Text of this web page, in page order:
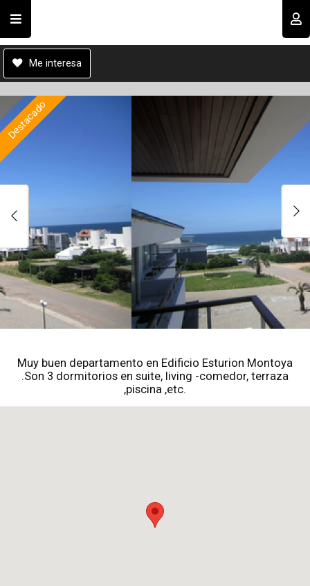
Recordar datos
INGRESAR
Olvidé mi clave Registro
C00070
Me interesa
Destacado
Muy buen departamento en Edificio Esturion Montoya
.Son 3 dormitorios en suite, living -comedor, terraza
,piscina ,etc.